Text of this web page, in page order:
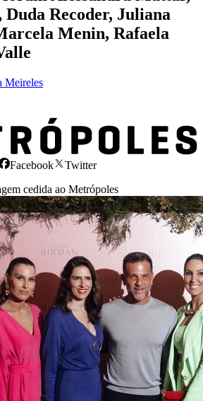
Duda Recoder, Juliana
Menin, Rafaela
Meireles
Facebook
Twitter
cedida ao Metrópoles